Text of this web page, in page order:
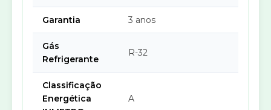
Garantia 3 anos
Gás
Refrigerante
R-32
Classificação
Energética
A